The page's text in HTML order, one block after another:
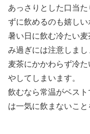
あっさりとした口当
ずに飲めるのも嬉しい
暑い日に飲む冷たい
み過ぎには注意しまし
麦茶にかかわらず冷
やしてしまいます。
飲むなら常温がベス
は一気に飲まないこと